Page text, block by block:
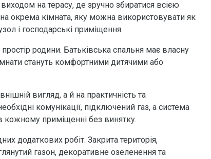
на терасу, де зручно збиратися всією
окрема кімната, яку можна використовувати як
і господарські приміщення.
родини. Батьківська спальня має власну
стануть комфортними дитячими або
вигляд, а й на практичність та
комунікації, підключений газ, а система
кожному приміщенні без винятку.
додаткових робіт. Закрита територія,
газон, декоративне озеленення та